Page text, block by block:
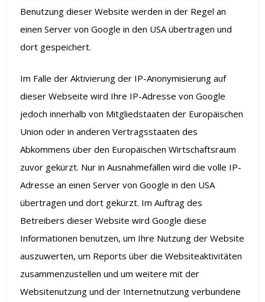
Benutzung dieser Website werden in der Regel an
einen Server von Google in den USA übertragen und
dort gespeichert.
Im Falle der Aktivierung der IP-Anonymisierung auf
dieser Webseite wird Ihre IP-Adresse von Google
jedoch innerhalb von Mitgliedstaaten der Europäischen
Union oder in anderen Vertragsstaaten des
Abkommens über den Europäischen Wirtschaftsraum
zuvor gekürzt. Nur in Ausnahmefällen wird die volle IP-
Adresse an einen Server von Google in den USA
übertragen und dort gekürzt. Im Auftrag des
Betreibers dieser Website wird Google diese
Informationen benutzen, um Ihre Nutzung der Website
auszuwerten, um Reports über die Websiteaktivitäten
zusammenzustellen und um weitere mit der
Websitenutzung und der Internetnutzung verbundene